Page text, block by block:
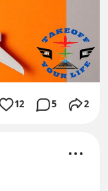
12 5 2